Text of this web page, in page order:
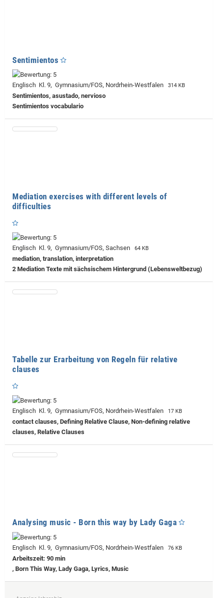
Sentimientos
Englisch Kl. 9, Gymnasium/FOS, Nordrhein-Westfalen 314 KB
Sentimientos, asustado, nervioso
Sentimientos vocabulario
Mediation exercises with different levels of
difficulties
Englisch Kl. 9, Gymnasium/FOS, Sachsen 64 KB
mediation, translation, interpretation
2 Mediation Texte mit sächsischem Hintergrund (Lebensweltbezug)
Tabelle zur Erarbeitung von Regeln für relative
clauses
Englisch Kl. 9, Gymnasium/FOS, Nordrhein-Westfalen 17 KB
contact clauses, Defining Relative Clause, Non-defining relative
clauses, Relative Clauses
Analysing music - Born this way by Lady Gaga
Englisch Kl. 9, Gymnasium/FOS, Nordrhein-Westfalen 76 KB
Arbeitszeit: 90 min
, Born This Way, Lady Gaga, Lyrics, Music